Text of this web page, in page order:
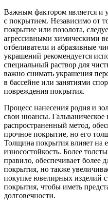
Важным фактором является и
с покрытием. Независимо от
покрытие или позолота,
агрессивными химическими
отбеливатели и абразивные
украшений рекомендуется
специальный раствор для
важно снимать украшения
в бассейне или занятиями
повреждения покрытия.
Процесс нанесения родия и
свои нюансы. Гальваническое
распространенный метод,
прочное покрытие, но его
Толщина покрытия влияет на
износостойкость. Более
правило, обеспечивает более
покрытия, но также
покупке ювелирных изделий
покрытия, чтобы иметь
долговечности.